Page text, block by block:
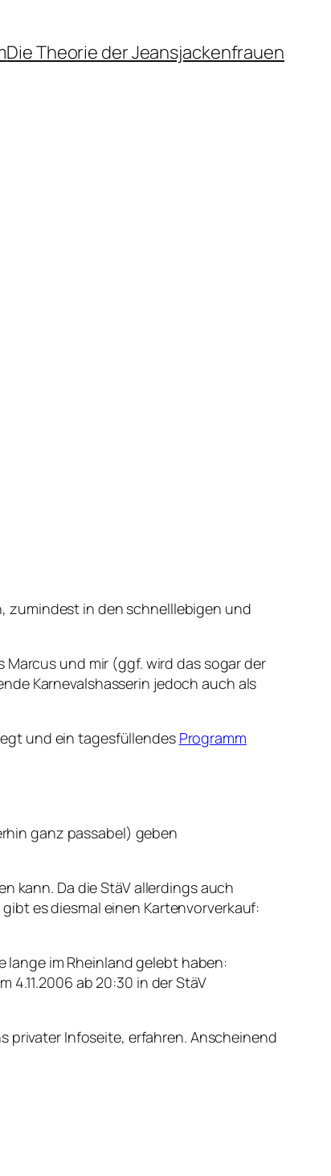
Die Theorie der Jeansjackenfrauen
zumindest in den schnelllebigen und
und mir (ggf. wird das sogar der
Karnevalshasserin jedoch auch als
und ein tagesfüllendes Programm
ganz passabel) geben
kann. Da die StäV allerdings auch
es diesmal einen Kartenvorverkauf:
lange im Rheinland gelebt haben:
ab 20:30 in der StäV
privater Infoseite, erfahren. Anscheinend